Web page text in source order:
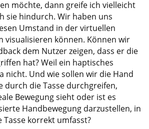
möchte, dann greife ich vielleicht
sie hindurch. Wir haben uns
Umstand in der virtuellen
visualisieren können. Können wir
dem Nutzer zeigen, dass er die
hat? Weil ein haptisches
nicht. Und wie sollen wir die Hand
durch die Tasse durchgreifen,
Bewegung sieht oder ist es
Handbewegung darzustellen, in
korrekt umfasst?